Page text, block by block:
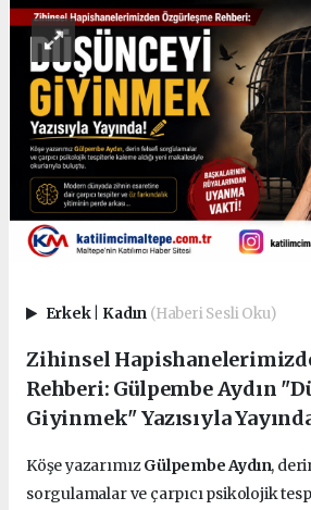
Erkek Kadın (Haberi Sesli Oku)
Zihinsel
Rehberi: Gülpembe Aydın
Giyinmek" Yazısıyla
Köşe yazarımızGülpembe Aydın,
sorgulamalar ve çarpıcı psikolojik